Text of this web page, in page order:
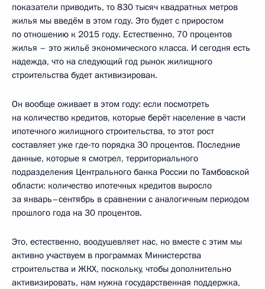
показатели приводить, то 830 тысяч квадратных метров
жилья мы введём в этом году. Это будет с приростом
по отношению к 2015 году. Естественно, 70 процентов
жилья – это жильё экономического класса. И сегодня есть
надежда, что на следующий год рынок жилищного
строительства будет активизирован.
Он вообще оживает в этом году: если посмотреть
на количество кредитов, которые берёт население в части
ипотечного жилищного строительства, то этот рост
составляет уже где‑то порядка 30 процентов. Последние
данные, которые я смотрел, территориального
подразделения Центрального банка России по Тамбовской
области: количество ипотечных кредитов выросло
за январь–сентябрь в сравнении с аналогичным периодом
прошлого года на 30 процентов.
Это, естественно, воодушевляет нас, но вместе с этим мы
активно участвуем в программах Министерства
строительства и ЖКХ, поскольку, чтобы дополнительно
активизировать, нам нужна государственная поддержка,